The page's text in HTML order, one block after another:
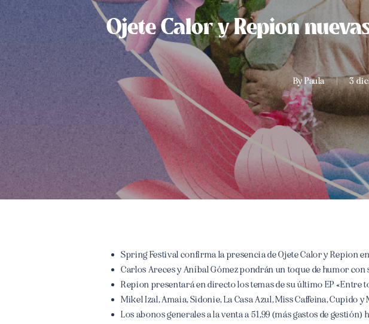
Ojete Calor y Repion
ByPaula 3
Spring Festival confirma la presencia de Ojete Calor y Repion
Carlos Areces y Aníbal Gómez pondrán un toque de humor
Repion presentará en directo los temas de su último EP «Entre
Mikel Izal, Amaia, Sidonie, La Casa Azul, Miss Caffeina, Cupido
Los abonos generales a la venta a 51,99 (más gastos de